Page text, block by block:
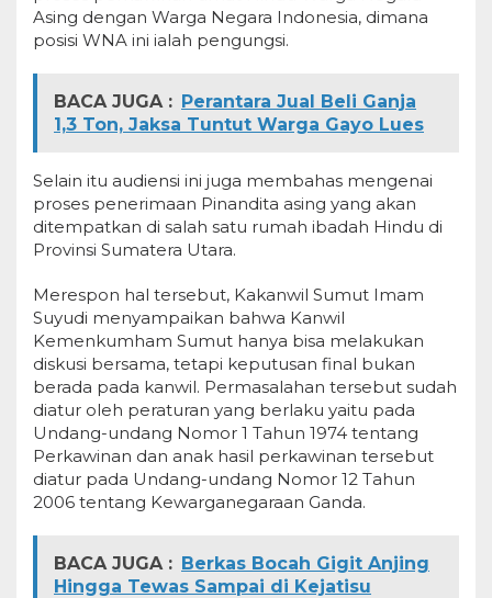
Asing dengan Warga Negara Indonesia, dimana
posisi WNA ini ialah pengungsi.
BACA JUGA : Perantara Jual Beli Ganja
1,3 Ton, Jaksa Tuntut Warga Gayo Lues
Selain itu audiensi ini juga membahas mengenai
proses penerimaan Pinandita asing yang akan
ditempatkan di salah satu rumah ibadah Hindu di
Provinsi Sumatera Utara.
Merespon hal tersebut, Kakanwil Sumut Imam
Suyudi menyampaikan bahwa Kanwil
Kemenkumham Sumut hanya bisa melakukan
diskusi bersama, tetapi keputusan final bukan
berada pada kanwil. Permasalahan tersebut sudah
diatur oleh peraturan yang berlaku yaitu pada
Undang-undang Nomor 1 Tahun 1974 tentang
Perkawinan dan anak hasil perkawinan tersebut
diatur pada Undang-undang Nomor 12 Tahun
2006 tentang Kewarganegaraan Ganda.
BACA JUGA : Berkas Bocah Gigit Anjing
Hingga Tewas Sampai di Kejatisu